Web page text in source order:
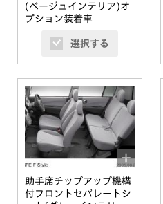
(ベージュインテリア)オ
プション装着車
選択する
助手席チップアップ機構
付フロントセパレートシ